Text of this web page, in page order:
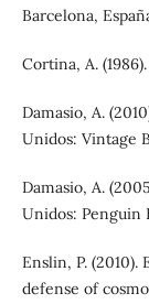
Barcelona,
Cortina, A.
Damasio, A.
Unidos: Vintage
Damasio, A.
Unidos: Penguin
Enslin, P.
defense of